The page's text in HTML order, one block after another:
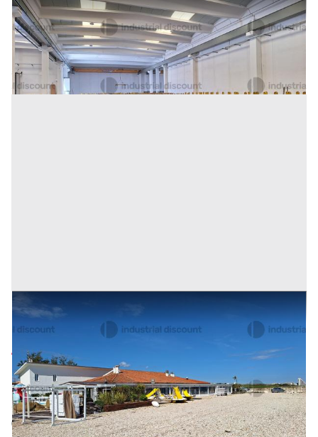
1#10283 Invito a offrire per complesso aziendale
operante nel settore della commercializzazione di
metalli ferrosi e non ferrosi
Inserito il: 29/07/2026
Osimo (Ancona)
Codice annuncio:1980310208
1#10095 Cessione di complesso aziendale avente ad
oggetto l’attività di albergo e ristorante
Inserito il: 19/05/2026
Mondolfo (Pesaro e Urbino)
Annuncio scaduto
4.380.000 €
Codice annuncio:1871327750